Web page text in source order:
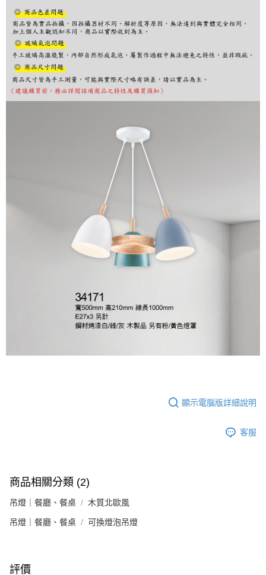
２．訂單成立數日內，您將收到繳費通知簡訊。
３．收到繳費通知簡訊後14天內，點擊此簡訊中的連結，可透過四大超商／
ATM／網路銀行／等多元方式進行付款，方視為交易完成。
※ 請注意：結帳手續完成當下不需立刻繳費，但若您需要取消訂單，請聯絡
購買商品的店家。未經商家同意取消之訂單仍視為有效，需透過AFTEE先享
後付繳納相關費用。
※ 交易是否成功請以「AFTEE先享後付 」之結帳頁面顯示為準，若有關於
是否繳費成功／繳費後需取消欲退款等相關疑問，請聯繫「AFTEE先享後付
客戶支援中心」https://netprotections.freshdesk.com/support/home
易，需依本服務之必要範圍內提供個人資料，並將交易相關給付款項請求債
權轉讓予恩沛科技股份有限公司。
２．關於個人資料處理事宜，請瀏覽以下網址：
３．未成年的使用者請事先徵得法定代理人或監護人之同意方可使用
「AFTEE先享後付」，若未經同意申辦者引起之損失，本公司不負相關責
４．使用「AFTEE先享後付」時，將依據個別帳號之用戶狀況，依本公司即
時審查核予不同之上限額度；若仍有額度不足之情形，本公司將視審查結果
請求用戶進行身份認證。
５．嚴禁一人註冊多個帳號或使用他人資訊註冊。若發現惡意使用之情形，
恩沛科技股份有限公司將有權停止該用戶之使用額度並採取法律行動。
顯示電腦版詳細說明
客服
商品相關分類 (2)
吊燈｜餐廳、餐桌 木質北歐風
吊燈｜餐廳、餐桌 可換燈泡吊燈
評價